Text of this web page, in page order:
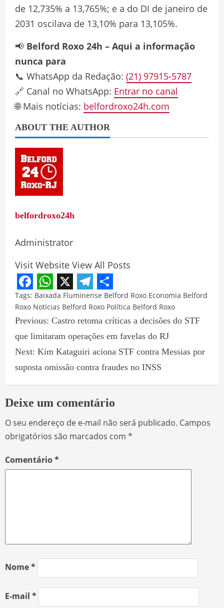
de 12,735% a 13,765%; e a do DI de janeiro de
2031 oscilava de 13,10% para 13,105%.
📢 Belford Roxo 24h – Aqui a informação
nunca para
📞 WhatsApp da Redação: (21) 97915-5787
🔗 Canal no WhatsApp: Entrar no canal
🌐 Mais notícias: belfordroxo24h.com
ABOUT THE AUTHOR
belfordroxo24h
Administrator
Visit Website View All Posts
Facebook
WhatsApp
X Telegram
Share
Tags: Baixada Fluminense Belford Roxo Economia Belford
Roxo Notícias Belford Roxo Política Belford Roxo
Previous: Castro retoma críticas a decisões do STF
que limitaram operações em favelas do RJ
Next: Kim Kataguiri aciona STF contra Messias por
suposta omissão contra fraudes no INSS
Deixe um comentário
O seu endereço de e-mail não será publicado. Campos
obrigatórios são marcados com *
Comentário*
Nome*
E-mail *